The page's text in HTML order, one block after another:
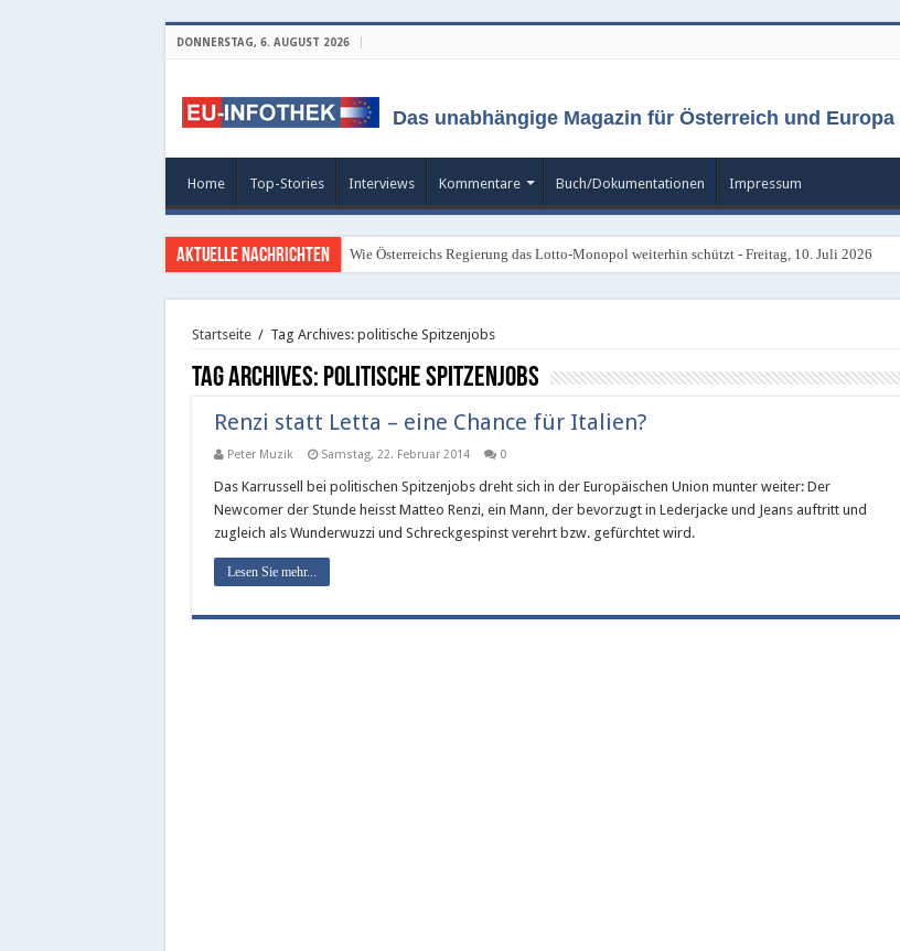
DONNERSTAG, 6. AUGUST 2026
Das unabhängige Magazin für Österreich und Europa
Home Top-Stories Interviews Kommentare Buch/Dokumentationen Impressum
Aktuelle Nachrichten Wie Österreichs Regierung das Lotto-Monopol weiterhin schützt - Freitag, 10. Juli 2026
Startseite / Tag Archives: politische Spitzenjobs
Tag Archives: politische Spitzenjobs
Renzi statt Letta – eine Chance für Italien?
Peter Muzik Samstag, 22. Februar 2014 0
Das Karrussell bei politischen Spitzenjobs dreht sich in der Europäischen Union munter weiter: Der
Newcomer der Stunde heisst Matteo Renzi, ein Mann, der bevorzugt in Lederjacke und Jeans auftritt und
zugleich als Wunderwuzzi und Schreckgespinst verehrt bzw. gefürchtet wird.
Lesen Sie mehr...